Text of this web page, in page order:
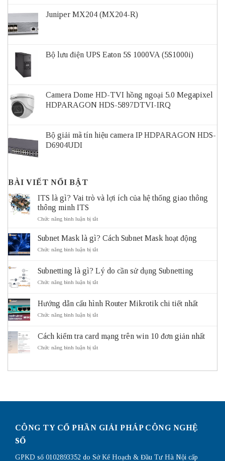
Juniper MX204 (MX204-R)
Bộ lưu điện UPS Eaton 5S 1000VA (5S1000i)
Camera Dome HD-TVI hồng ngoại 5.0 Megapixel
HDPARAGON HDS-5897DTVI-IRQ
Bộ giải mã tín hiệu camera IP HDPARAGON HDS-
D6904UDI
BÀI VIẾT NỔI BẬT
ITS là gì? Vai trò và lợi ích của hệ thống giao thông
thông minh ITS
Chức năng bình luận bị tắtở
gì?
Vai
lợi
của
thống
thông
ITS
Subnet Mask là gì? Cách Subnet Mask hoạt động
Chức năng bình luận bị tắtở
là
Mask
động
Subnetting là gì? Lý do cần sử dụng Subnetting
Chức năng bình luận bị tắtở
gì?
sử
dụng
Subnetting
Hướng dẫn cấu hình Router Mikrotik chi tiết nhất
Chức năng bình luận bị tắtở
cấu
Cách kiểm tra card mạng trên win 10 đơn giản nhất
Chức năng bình luận bị tắtở
tra
nhất
CÔNG TY CỔ PHẦN GIẢI PHÁP CÔNG NGHỆ
SỐ
GPKD số 0102893352 do Sở Kế Hoạch & Đầu Tư Hà Nội cấp